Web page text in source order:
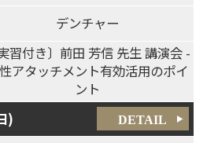
デンチャー
実習付き〕前田 芳信 先生 講演会 -
アタッチメント有効活用のポイ
ント
)
DETAIL